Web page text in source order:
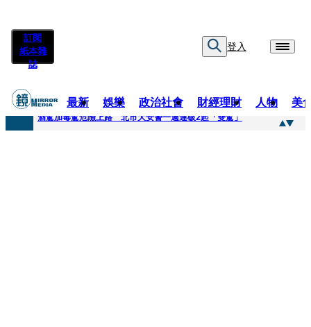
訂閱
紙本雜
誌
登入
最新 娛樂 政治社會 財經理財 人物 美
快訊
酒駕加毒駕危險上路 北市大安警一週連破2起「雙駕」